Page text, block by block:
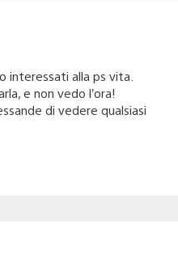
interessati alla ps vita.
e non vedo l’ora!
di vedere qualsiasi